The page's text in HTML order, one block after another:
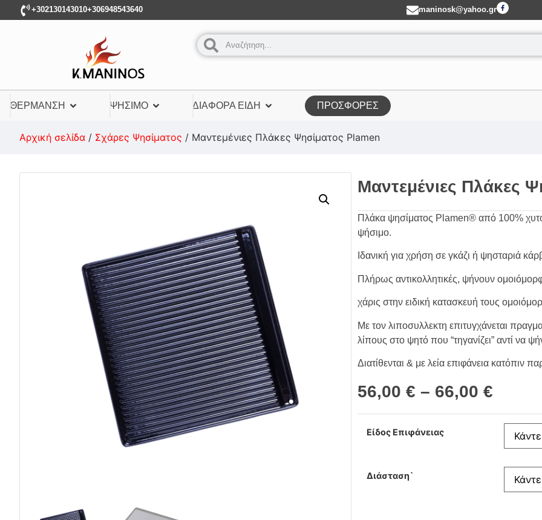
+302130143010+306948543640 maninosk@yahoo.gr
ΘΈΡΜΑΝΣΗ ΨΉΣΙΜΟ ΔΙΆΦΟΡΑ ΕΊΔΗ ΠΡΟΣΦΟΡΕΣ
Αρχική σελίδα / Σχάρες Ψησίματος / Μαντεμένιες Πλάκες Ψησίματος Plamen
Μαντεμένιες Πλάκες
Πλάκα ψησίματος Plamen® από 100%
ψήσιμο.
Ιδανική για χρήση σε γκάζι ή ψησταριά
Πλήρως αντικολλητικές, ψήνουν
χάρις στην ειδική κατασκευή τους
Με τον λιποσυλλεκτη επιτυγχάνεται
λίπους στο ψητό που “τηγανίζει” αντί να
Διατίθενται & με λεία επιφάνεια κατόπιν
56,00 € – 66,00 €
Είδος Επιφάνειας
Διάσταση`